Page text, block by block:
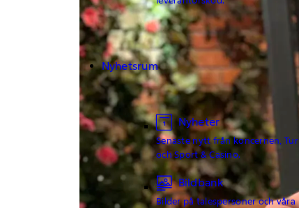
Nyhetsrum
Nyheter
Senaste nytt från koncernen, Tur
och Sport & Casino.
Bildbank
Bilder på talespersoner och våra